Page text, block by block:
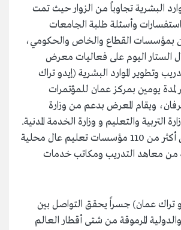
البشرية تجاوباً من الزوار حيث تمت
وأسئلة طلبة الجامعات
بمؤسسات القطاع والخاص والحكومي،
الستار اليوم على فعاليات معرض
وتطوير الموارد البشرية (إيدو تراك
يومين بمركز عمان للمؤتمرات
ويقام المعرض بدعم من وزارة
التربية والتعليم و وزارة الخدمة المدنية.
ويشارك في المعرض أكثر من 110 مؤسسات تعليم عال محلية
معاهد التدريب ومكاتب خدمات
عمان) جسراً يحقق التواصل بين
المرموقة من شتى أقطار العالم